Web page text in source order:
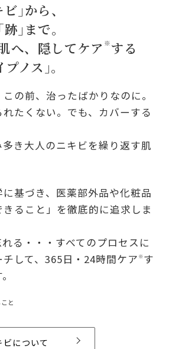
｣から、
｣まで。
へ、隠してケア ※ する
ノス｣。
の前、治ったばかりなのに。
たくない。でも、カバーする
き大人のニキビを繰り返す肌
基づき、医薬部外品や化粧品
ること」を徹底的に追求しま
る・・・すべてのプロセスに
して、365日・24時間ケア ※ す
と
について